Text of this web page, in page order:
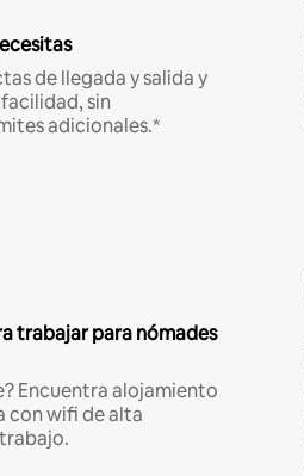
de llegada y salida y
sin
adicionales.*
trabajar para nómades
Encuentra alojamiento
con wifi de alta